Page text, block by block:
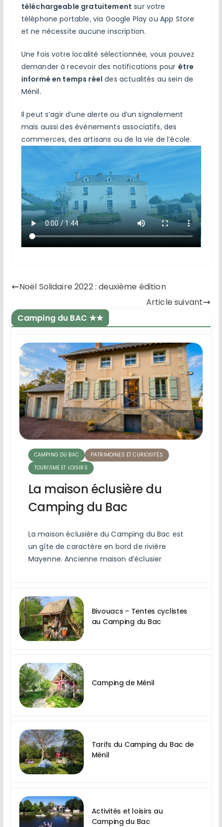
téléchargeable gratuitement sur votre
téléphone portable, via Google Play ou App Store
et ne nécessite aucune inscription.
Une fois votre localité sélectionnée, vous pouvez
demander à recevoir des notifications pour être
informé en temps réel des actualités au sein de
Ménil.
Il peut s’agir d’une alerte ou d’un signalement
mais aussi des événements associatifs, des
commerces, des artisans ou de la vie de l’école.
Noël Solidaire 2022 : deuxième édition
Article suivant
Camping du BAC ★★
CAMPING DU BAC
PATRIMOINES ET CURIOSITÉS
TOURISME ET LOISIRS
La maison éclusière du
Camping du Bac
La maison éclusière du Camping du Bac est
un gîte de caractère en bord de rivière
Mayenne. Ancienne maison d’éclusier
Bivouacs – Tentes cyclistes
au Camping du Bac
Camping de Ménil
Tarifs du Camping du Bac de
Ménil
Activités et loisirs au
Camping du Bac